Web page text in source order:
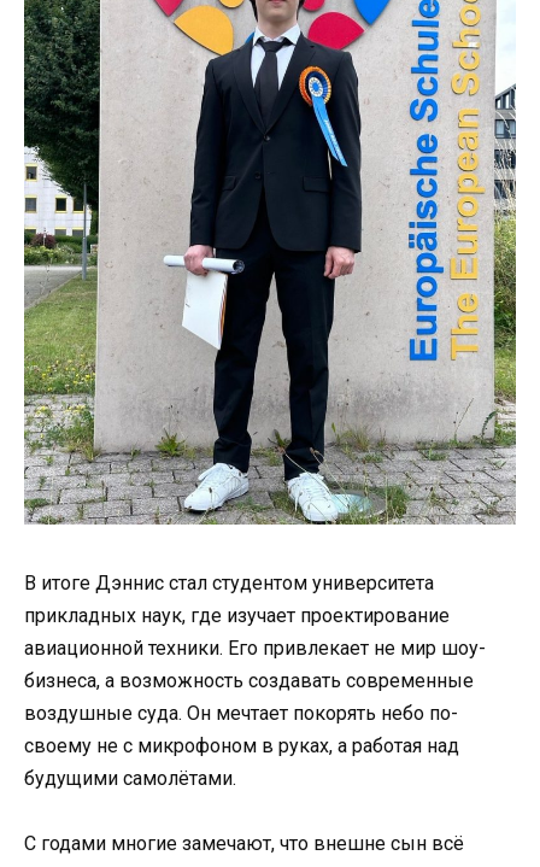
В итоге Дэннис стал студентом университета
прикладных наук, где изучает проектирование
авиационной техники. Его привлекает не мир шоу-
бизнеса, а возможность создавать современные
воздушные суда. Он мечтает покорять небо по-
своему не с микрофоном в руках, а работая над
будущими самолётами.
С годами многие замечают, что внешне сын всё